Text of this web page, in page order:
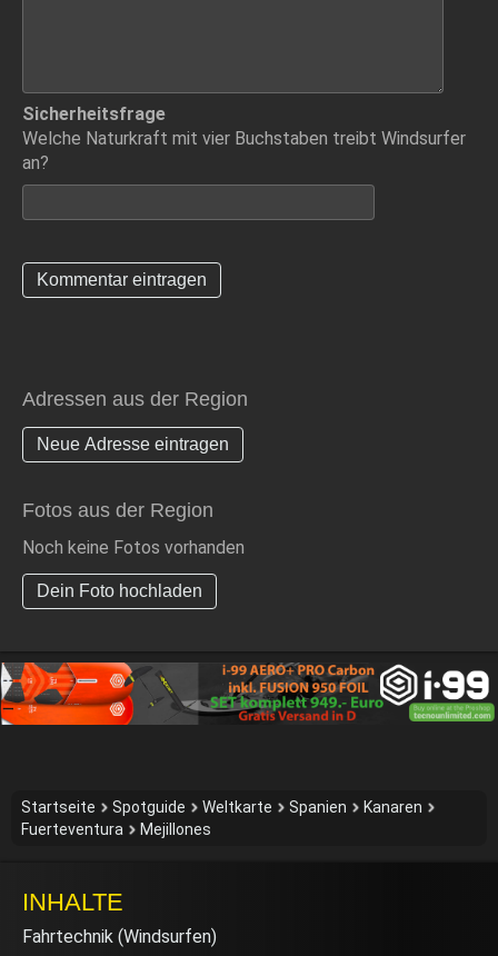
Sicherheitsfrage
Welche Naturkraft mit vier Buchstaben treibt Windsurfer
an?
Adressen aus der Region
Neue Adresse eintragen
Fotos aus der Region
Noch keine Fotos vorhanden
Dein Foto hochladen
Startseite Spotguide Weltkarte Spanien
Kanaren
Fuerteventura
Mejillones
INHALTE
Fahrtechnik (Windsurfen)